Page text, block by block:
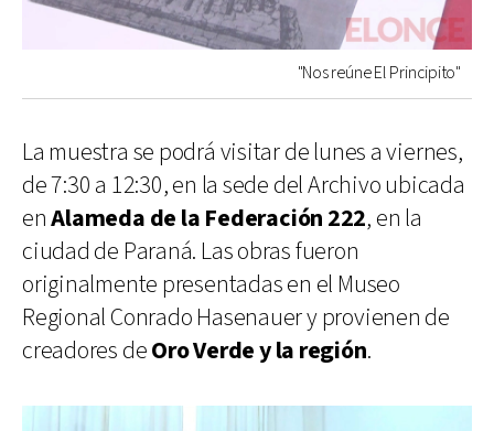
"Nos reúne El Principito"
La muestra se podrá visitar de lunes a viernes,
de 7:30 a 12:30, en la sede del Archivo ubicada
enAlameda de la Federación 222, en la
ciudad de Paraná. Las obras fueron
originalmente presentadas en el Museo
Regional Conrado Hasenauer y provienen de
creadores deOro Verde y la región.